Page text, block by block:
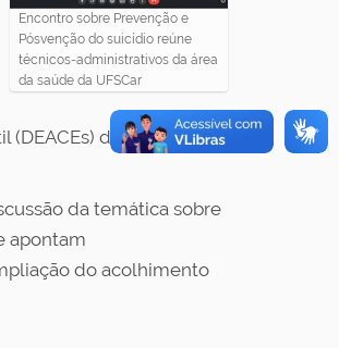
Encontro sobre Prevenção e
Pósvenção do suicídio reúne
técnicos-administrativos da área
da saúde da UFSCar
de Sorocaba,
da temática sobre
apontam
do acolhimento